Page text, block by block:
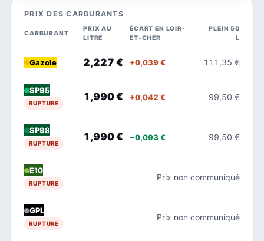
PRIX DES CARBURANTS
CARBURANT
PRIX AU
LITRE
ÉCART EN LOIR-
ET-CHER
PLEIN 50
L
Gazole 2,227 € +0,039 € 111,35 €
SP95
RUPTURE
1,990 € +0,042 € 99,50 €
SP98
RUPTURE
1,990 € −0,093 € 99,50 €
E10
RUPTURE
Prix non communiqué
GPL
RUPTURE
Prix non communiqué